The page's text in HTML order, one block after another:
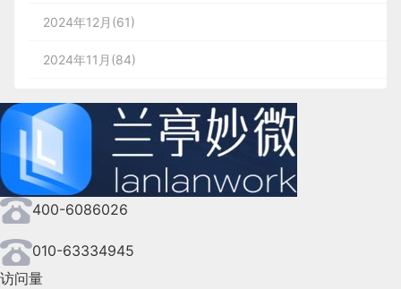
2024年12月(61)
2024年11月(84)
2024年9月(144)
2024年8月(164)
2024年7月(107)
2024年6月(63)
400-6086026
010-63334945
访问量